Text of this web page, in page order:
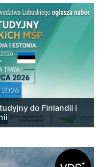
2026
do Finlandii i